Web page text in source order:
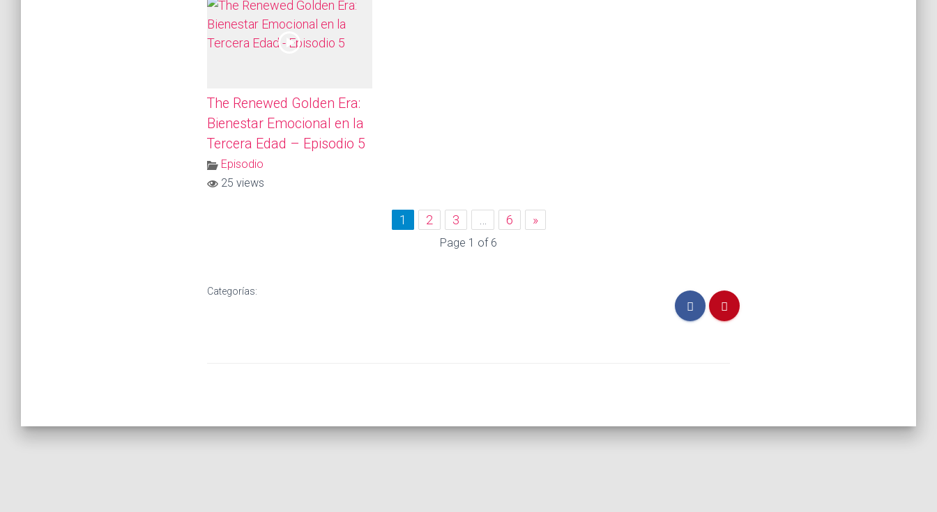
The Renewed Golden Era:
Bienestar Emocional en la
Tercera Edad – Episodio 5
Episodio
25 views
1 2 3 … 6 »
Page 1 of 6
Categorías: